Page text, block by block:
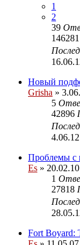
1
2
39
146281
Новый
Grisha »
5
42896
Проблемы с
Es »
1
27818
Fort Boyard: